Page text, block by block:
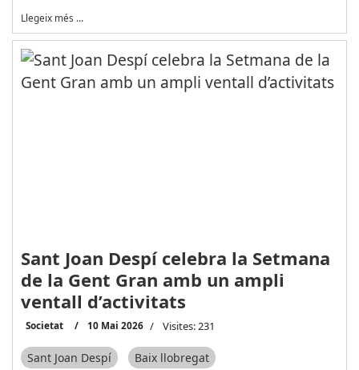
Llegeix més …
Sant Joan Despí celebra la Setmana
de la Gent Gran amb un ampli
ventall d’activitats
Societat 10 Mai 2026 Visites: 231
Sant Joan Despí Baix llobregat